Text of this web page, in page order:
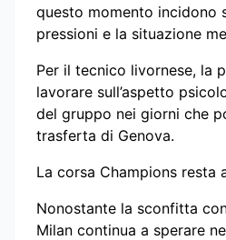
questo momento incidono
pressioni e la situazione
Per il tecnico livornese, la
lavorare sull’aspetto
del gruppo nei giorni che
trasferta di Genova.
La corsa Champions resta
Nonostante la sconfitta
Milan continua a sperare